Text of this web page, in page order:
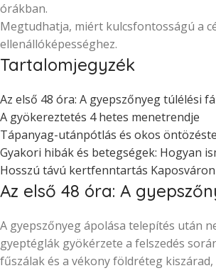
órákban.
Megtudhatja, miért kulcsfontosságú a
ellenállóképességhez.
Tartalomjegyzék
Az első 48 óra: A gyepszőnyeg túlélési
A gyökereztetés 4 hetes menetrendje
Tápanyag-utánpótlás és okos
Gyakori hibák és betegségek: Hogyan
Hosszú távú kertfenntartás
Az első 48 óra: A
A gyepszőnyeg ápolása telepítés után
gyeptéglák gyökérzete a felszedés
fűszálak és a vékony földréteg